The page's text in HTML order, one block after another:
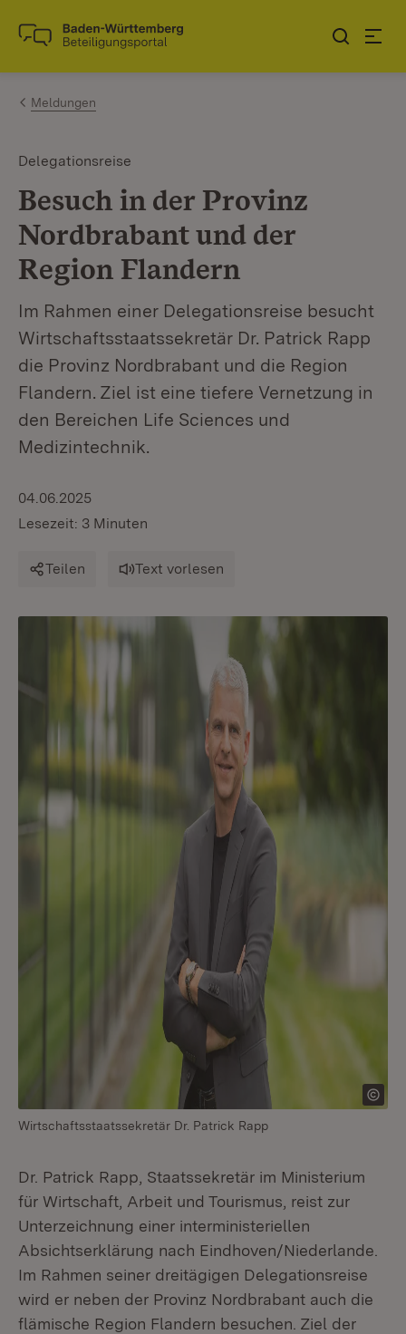
Zum Inhalt springen
Link zur Startseite
Meldungen
Delegationsreise
Besuch in der Provinz
Nordbrabant und der
Region Flandern
Im Rahmen einer Delegationsreise besucht
Wirtschaftsstaatssekretär Dr. Patrick Rapp
die Provinz Nordbrabant und die Region
Flandern. Ziel ist eine tiefere Vernetzung in
den Bereichen Life Sciences und
Medizintechnik.
04.06.2025
Lesezeit: 3 Minuten
Teilen Text vorlesen
Wirtschaftsstaatssekretär Dr. Patrick Rapp
Dr. Patrick Rapp, Staatssekretär im Ministerium
für Wirtschaft, Arbeit und Tourismus, reist zur
Unterzeichnung einer interministeriellen
Absichtserklärung nach Eindhoven/Niederlande.
Im Rahmen seiner dreitägigen Delegationsreise
wird er neben der Provinz Nordbrabant auch die
flämische Region Flandern besuchen. Ziel der